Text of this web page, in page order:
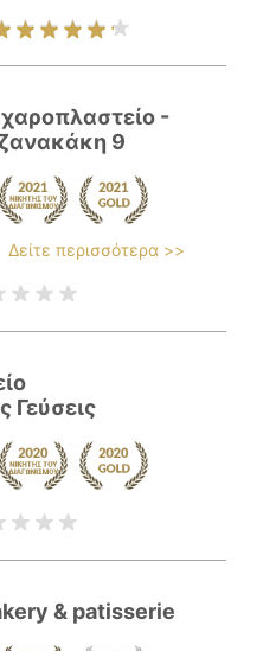
-
9
Δείτε περισσότερα >>
Γεύσεις
& patisserie